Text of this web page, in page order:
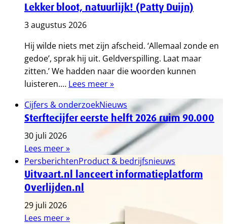
Lekker bloot, natuurlijk! (Patty Duijn)
3 augustus 2026
Hij wilde niets met zijn afscheid. ‘Allemaal zonde en
gedoe’, sprak hij uit. Geldverspilling. Laat maar
zitten.’ We hadden naar die woorden kunnen
luisteren.… Lees meer »
Cijfers & onderzoekNieuws
Sterftecijfer eerste helft 2026 ruim 90.000
30 juli 2026
Lees meer »
PersberichtenProduct & bedrijfsnieuws
Uitvaart.nl lanceert informatieplatform
Overlijden.nl
29 juli 2026
Lees meer »